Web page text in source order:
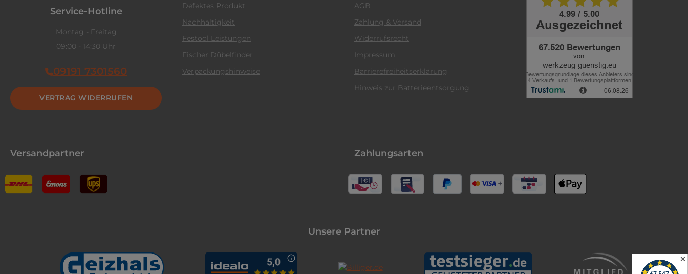
Service-Hotline
Montag - Freitag
09:00 - 14:30 Uhr
09191 7301560
VERTRAG WIDERRUFEN
Defektes Produkt
Nachhaltigkeit
Festool Leistungen
Fischer Dübelfinder
Verpackungshinweise
AGB
Zahlung & Versand
Widerrufsrecht
Impressum
Barrierefreiheitserklärung
Hinweis zur Batterieentsorgung
Versandpartner Zahlungsarten
Unsere Partner
✕